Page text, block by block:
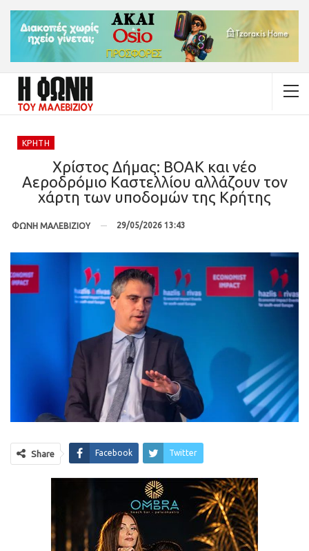
ΚΡΉΤΗ
Χρίστος Δήμας: ΒΟΑΚ και νέο
Αεροδρόμιο Καστελλίου αλλάζουν τον
χάρτη των υποδομών της Κρήτης
ΦΩΝΗ ΜΑΛΕΒΙΖΙΟΥ 29/05/2026 13:43
Share Facebook Twitter